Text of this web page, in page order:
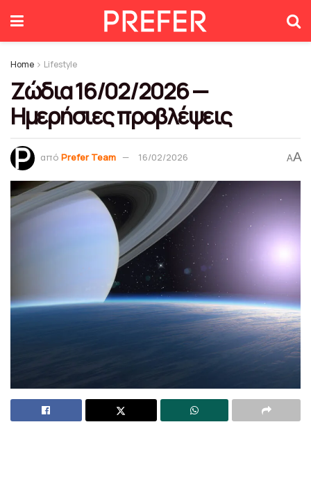
Home Lifestyle
Ζώδια 16/02/2026 —
Ημερήσιες προβλέψεις
από Prefer Team 16/02/2026 AA